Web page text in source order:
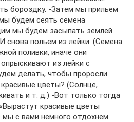
бороздку. -Затем мы прильем
будем сеять семена
мы будем засыпать землей
снова польем из лейки. (Семена
поливки, иначе они
из лейки с
делать, чтобы проросли
цветы? (Солнце,
и т. д.) -Вот только тогда
красивые цветы
с вами немного отдохнем.